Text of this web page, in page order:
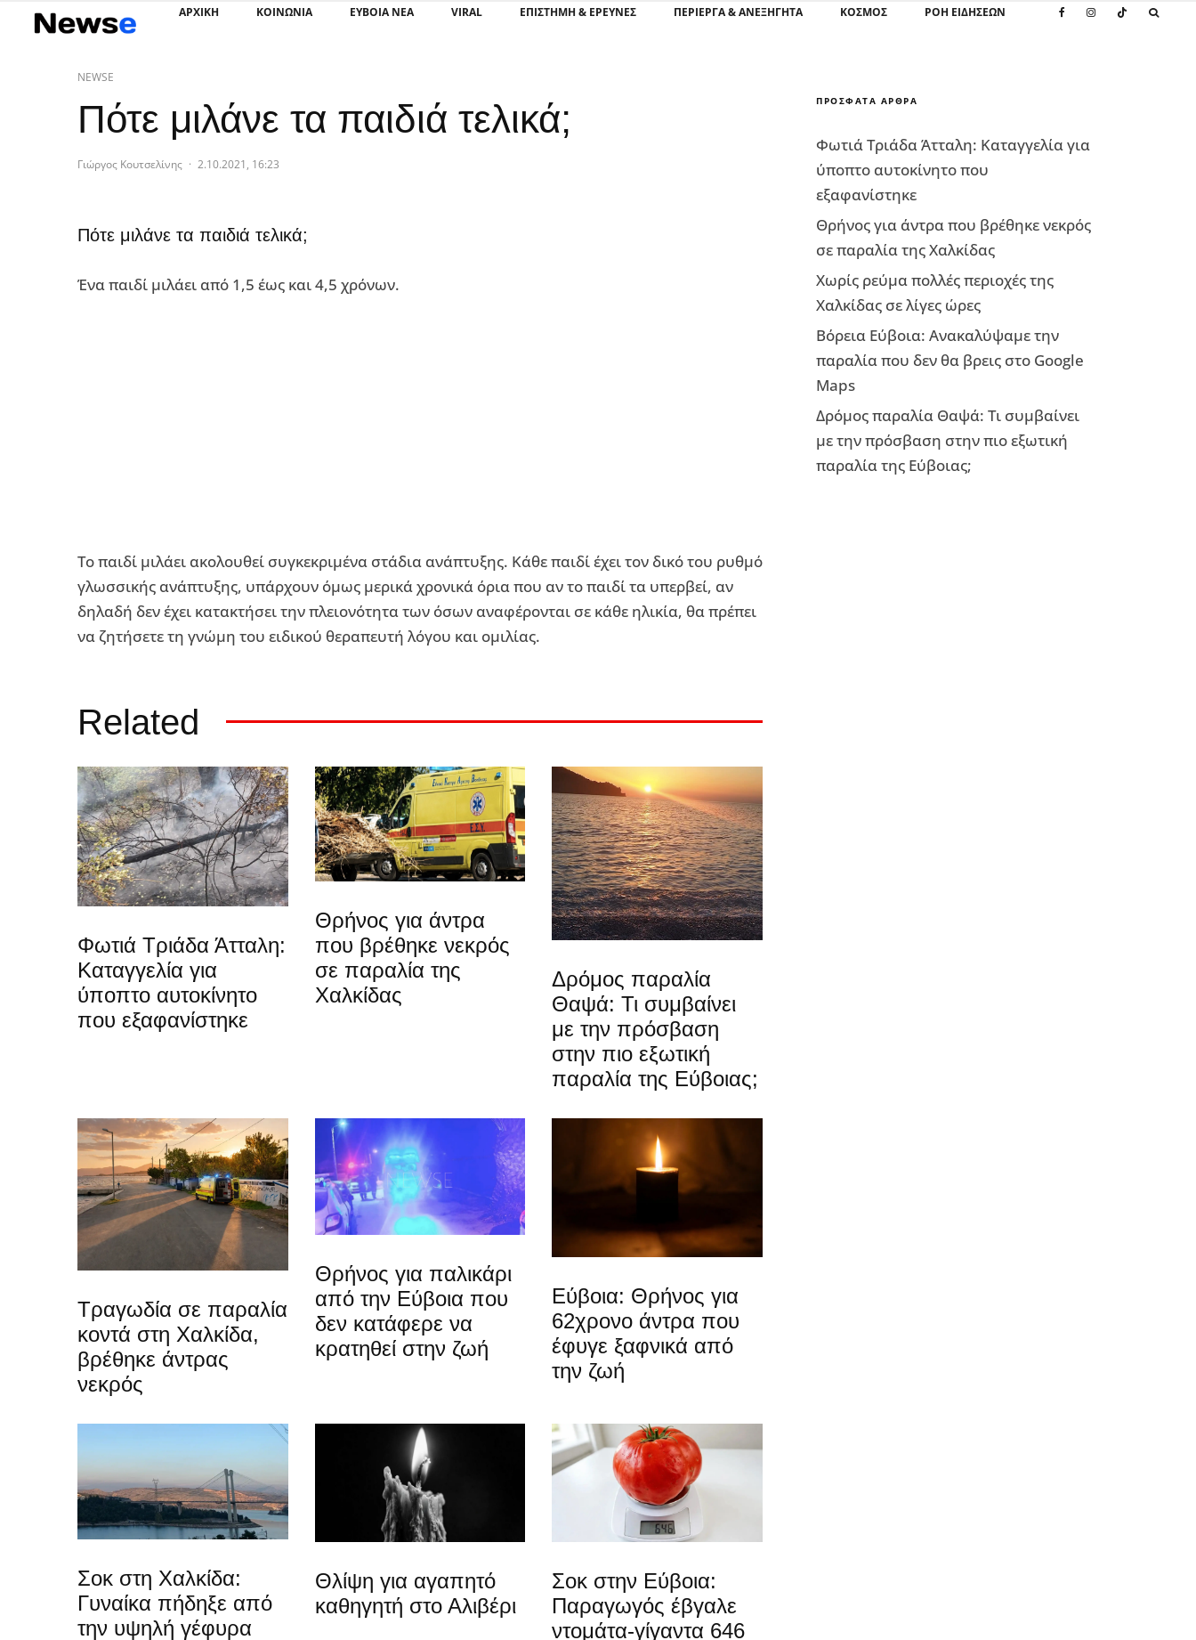
ΑΡΧΙΚΗ ΚΟΙΝΩΝΙΑ ΕΥΒΟΙΑ ΝΕΑ VIRAL ΕΠΙΣΤΉΜΗ & ΈΡΕΥΝΕΣ ΠΕΡΊΕΡΓΑ & ΑΝΕΞΉΓΗΤΑ ΚΌΣΜΟΣ ΡΟΗ ΕΙΔΗΣΕΩΝ
NEWSE
Πότε μιλάνε τα παιδιά τελικά;
Γιώργος Κουτσελίνης · 2.10.2021, 16:23
Πότε μιλάνε τα παιδιά τελικά;
Ένα παιδί μιλάει από 1,5 έως και 4,5 χρόνων.
Το παιδί μιλάει ακολουθεί συ­γκεκριμένα στάδια ανάπτυξης. Κάθε παιδί έχει τον δικό του ρυθμό
γλωσσικής ανάπτυξης, υπάρχουν όμως μερικά χρονικά όρια που αν το παιδί τα υπερβεί, αν
δηλαδή δεν έχει κατακτήσει την πλειονότητα των όσων αναφέρονται σε κάθε ηλικία, θα πρέπει
να ζητήσετε τη γνώμη του ειδι­κού θεραπευτή λόγου και ομιλίας.
Related
Φωτιά Τριάδα Άτταλη:
Καταγγελία για
ύποπτο αυτοκίνητο
που εξαφανίστηκε
Θρήνος για άντρα
που βρέθηκε νεκρός
σε παραλία της
Χαλκίδας
Δρόμος παραλία
Θαψά: Τι συμβαίνει
με την πρόσβαση
στην πιο εξωτική
παραλία της Εύβοιας;
Τραγωδία σε παραλία
κοντά στη Χαλκίδα,
βρέθηκε άντρας
νεκρός
Θρήνος για παλικάρι
από την Εύβοια που
δεν κατάφερε να
κρατηθεί στην ζωή
Εύβοια: Θρήνος για
62χρονο άντρα που
έφυγε ξαφνικά από
την ζωή
Σοκ στη Χαλκίδα:
Γυναίκα πήδηξε από
την υψηλή γέφυρα
Θλίψη για αγαπητό
καθηγητή στο Αλιβέρι
Σοκ στην Εύβοια:
Παραγωγός έβγαλε
ντομάτα-γίγαντα 646
ΠΡΌΣΦΑΤΑ ΆΡΘΡΑ
Φωτιά Τριάδα Άτταλη: Καταγγελία για
ύποπτο αυτοκίνητο που
εξαφανίστηκε
Θρήνος για άντρα που βρέθηκε νεκρός
σε παραλία της Χαλκίδας
Χωρίς ρεύμα πολλές περιοχές της
Χαλκίδας σε λίγες ώρες
Βόρεια Εύβοια: Ανακαλύψαμε την
παραλία που δεν θα βρεις στο Google
Maps
Δρόμος παραλία Θαψά: Τι συμβαίνει
με την πρόσβαση στην πιο εξωτική
παραλία της Εύβοιας;